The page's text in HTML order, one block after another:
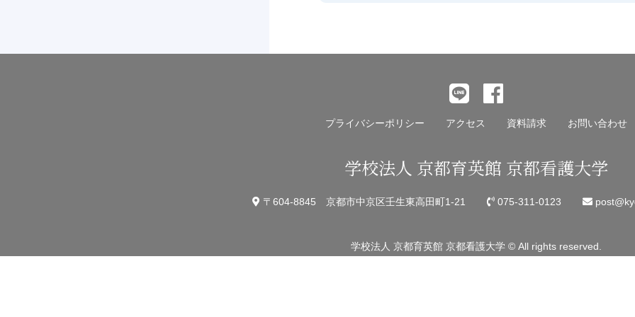
プライバシーポリシー アクセス 資料請求 お問い合わせ
学校法人 京都育英館 京都看護大学
〒604-8845 京都市中京区壬生東高田町1-21 075-311-0123
学校法人 京都育英館 京都看護大学 © All rights reserved.